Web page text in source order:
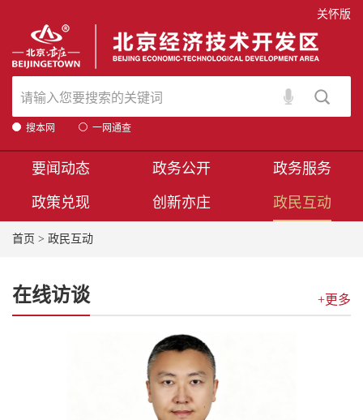
关怀版
搜本网 一网通查
要闻动态 政务公开 政务服务
政策兑现 创新亦庄 政民互动
首页 > 政民互动
在线访谈 +更多